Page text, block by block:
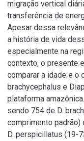
migração vertical
transferência de
Apesar dessa
a história de vida
especialmente na
contexto, o presente
comparar a idade e o
brachycephalus e
plataforma
sendo 754 de D.
comprimento
D. perspicillatus (19-